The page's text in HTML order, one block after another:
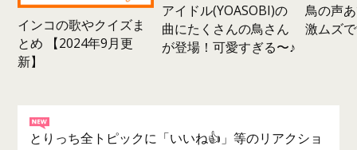
インコの歌やクイズま
とめ 【2024年9月更
新】
アイドル(YOASOBI)の
曲にたくさんの鳥さん
が登場！可愛すぎる〜♪
鳥の声
激ムズ
とりっち全トピックに「いいね👍」等のリアクショ